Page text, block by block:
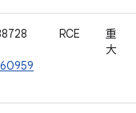
RCE
重
大